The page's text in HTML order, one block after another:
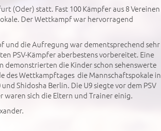
(Oder) statt. Fast 100 Kämpfer aus 8 Vereinen
Der Wettkampf war hervorragend
und die Aufregung war dementsprechend sehr
PSV-Kämpfer aberbestens vorbereitet. Eine
demonstrierten die Kinder schon sehenswerte
des Wettkampftages die Mannschaftspokale in
Shidosha Berlin. Die U9 siegte vor dem PSV
waren sich die Eltern und Trainer einig.